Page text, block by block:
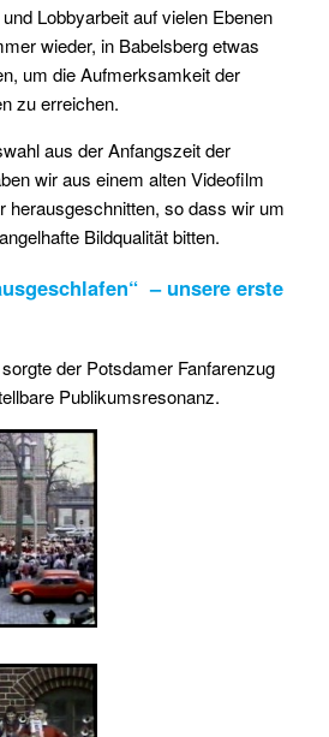
Lobbyarbeit auf vielen Ebenen
wieder, in Babelsberg etwas
um die Aufmerksamkeit der
zu erreichen.
aus der Anfangszeit der
wir aus einem alten Videofilm
herausgeschnitten, so dass wir um
Bildqualität bitten.
– unsere erste
der Potsdamer Fanfarenzug
Publikumsresonanz.